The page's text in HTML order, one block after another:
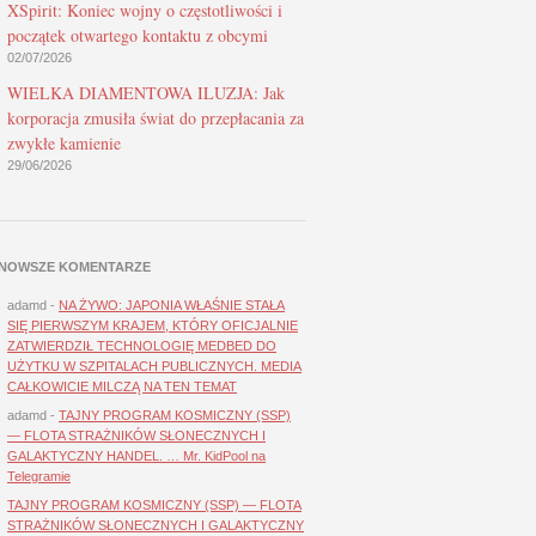
XSpirit: Koniec wojny o częstotliwości i
początek otwartego kontaktu z obcymi
02/07/2026
WIELKA DIAMENTOWA ILUZJA: Jak
korporacja zmusiła świat do przepłacania za
zwykłe kamienie
29/06/2026
KOMENTARZE
adamd - NA ŻYWO: JAPONIA WŁAŚNIE STAŁA
SIĘ PIERWSZYM KRAJEM, KTÓRY OFICJALNIE
ZATWIERDZIŁ TECHNOLOGIĘ MEDBED DO
UŻYTKU W SZPITALACH PUBLICZNYCH. MEDIA
CAŁKOWICIE MILCZĄ NA TEN TEMAT
adamd - TAJNY PROGRAM KOSMICZNY (SSP)
— FLOTA STRAŻNIKÓW SŁONECZNYCH I
GALAKTYCZNY HANDEL. … Mr. KidPool na
Telegramie
TAJNY PROGRAM KOSMICZNY (SSP) — FLOTA
STRAŻNIKÓW SŁONECZNYCH I GALAKTYCZNY